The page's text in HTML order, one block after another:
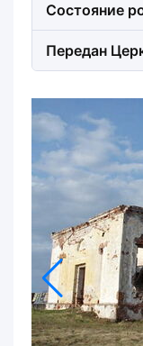
Состояние
Передан